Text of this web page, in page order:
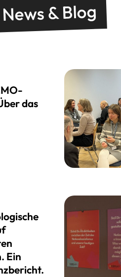
News & Blog
das
Ein